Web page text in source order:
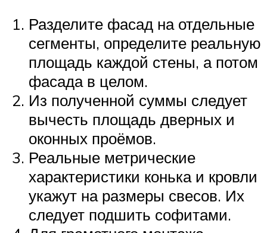
Разделите фасад на отдельные
сегменты, определите реальную
площадь каждой стены, а потом
фасада в целом.
Из полученной суммы следует
вычесть площадь дверных и
оконных проёмов.
Реальные метрические
характеристики конька и кровли
укажут на размеры свесов. Их
следует подшить софитами.